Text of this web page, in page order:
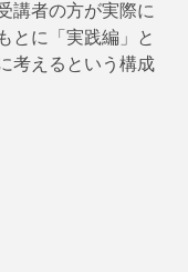
講者の方が実際に
とに「実践編」と
考えるという構成